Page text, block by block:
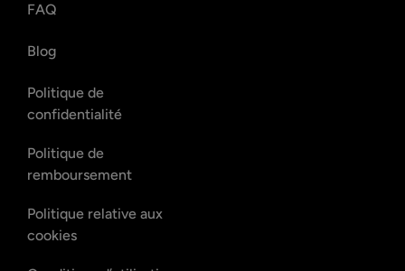
FAQ
Blog
Politique de
confidentialité
Politique de
remboursement
Politique relative aux
cookies